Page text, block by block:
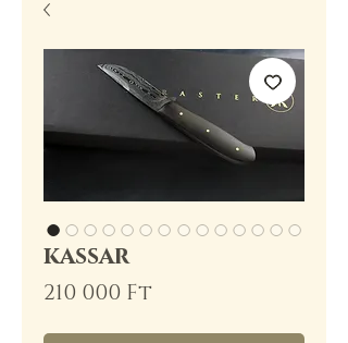
kassar
210 000 FtÁr